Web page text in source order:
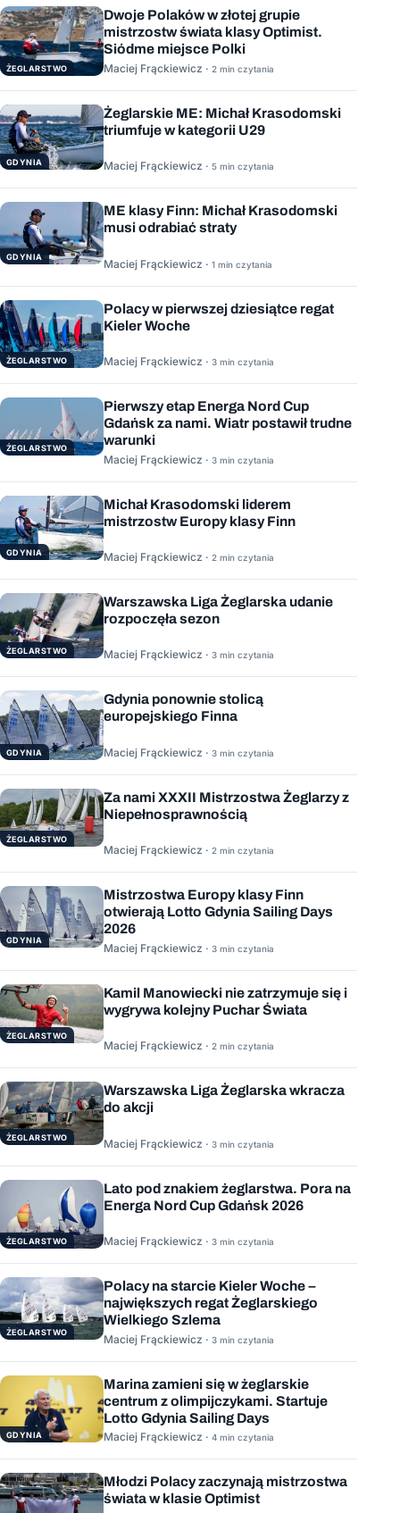
ŻEGLARSTWO
Dwoje Polaków w złotej grupie
mistrzostw świata klasy Optimist.
Siódme miejsce Polki
Maciej Frąckiewicz · 2 min czytania
GDYNIA
Żeglarskie ME: Michał Krasodomski
triumfuje w kategorii U29
Maciej Frąckiewicz · 5 min czytania
GDYNIA
ME klasy Finn: Michał Krasodomski
musi odrabiać straty
Maciej Frąckiewicz · 1 min czytania
ŻEGLARSTWO
Polacy w pierwszej dziesiątce regat
Kieler Woche
Maciej Frąckiewicz · 3 min czytania
ŻEGLARSTWO
Pierwszy etap Energa Nord Cup
Gdańsk za nami. Wiatr postawił trudne
warunki
Maciej Frąckiewicz · 3 min czytania
GDYNIA
Michał Krasodomski liderem
mistrzostw Europy klasy Finn
Maciej Frąckiewicz · 2 min czytania
ŻEGLARSTWO
Warszawska Liga Żeglarska udanie
rozpoczęła sezon
Maciej Frąckiewicz · 3 min czytania
GDYNIA
Gdynia ponownie stolicą
europejskiego Finna
Maciej Frąckiewicz · 3 min czytania
ŻEGLARSTWO
Za nami XXXII Mistrzostwa Żeglarzy z
Niepełnosprawnością
Maciej Frąckiewicz · 2 min czytania
GDYNIA
Mistrzostwa Europy klasy Finn
otwierają Lotto Gdynia Sailing Days
2026
Maciej Frąckiewicz · 3 min czytania
ŻEGLARSTWO
Kamil Manowiecki nie zatrzymuje się i
wygrywa kolejny Puchar Świata
Maciej Frąckiewicz · 2 min czytania
ŻEGLARSTWO
Warszawska Liga Żeglarska wkracza
do akcji
Maciej Frąckiewicz · 3 min czytania
ŻEGLARSTWO
Lato pod znakiem żeglarstwa. Pora na
Energa Nord Cup Gdańsk 2026
Maciej Frąckiewicz · 3 min czytania
ŻEGLARSTWO
Polacy na starcie Kieler Woche –
największych regat Żeglarskiego
Wielkiego Szlema
Maciej Frąckiewicz · 3 min czytania
GDYNIA
Marina zamieni się w żeglarskie
centrum z olimpijczykami. Startuje
Lotto Gdynia Sailing Days
Maciej Frąckiewicz · 4 min czytania
Młodzi Polacy zaczynają mistrzostwa
świata w klasie Optimist